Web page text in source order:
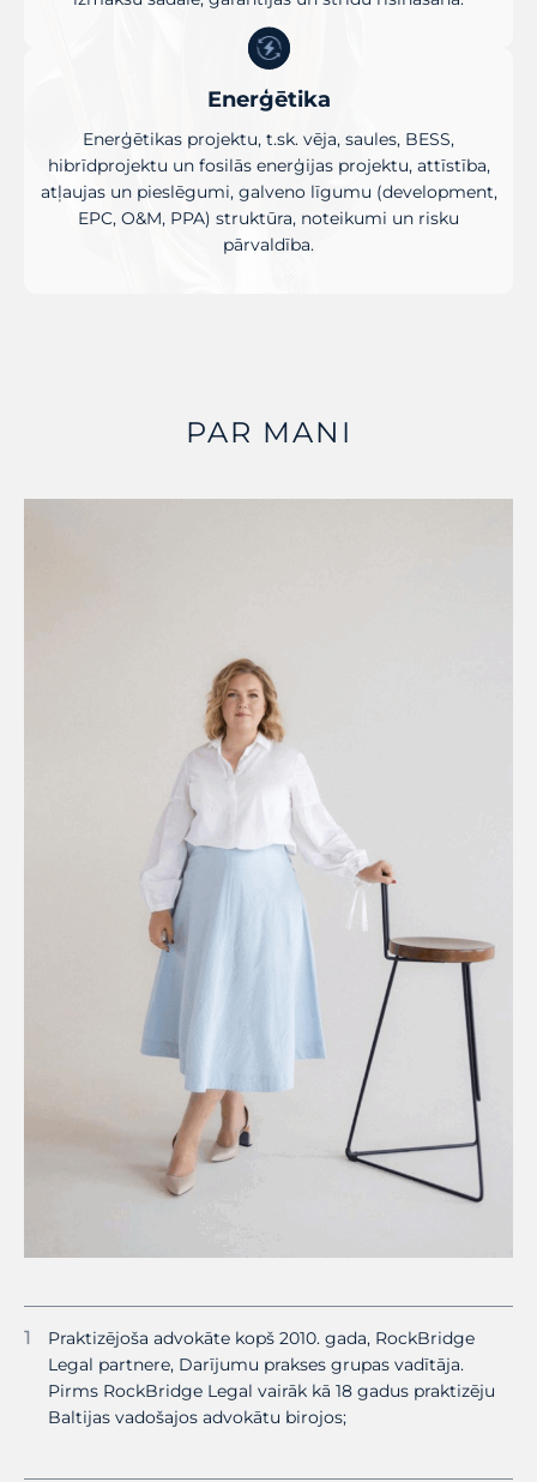
Enerģētika
Enerģētikas projektu, t.sk. vēja, saules, BESS,
hibrīdprojektu un fosilās enerģijas projektu, attīstība,
atļaujas un pieslēgumi, galveno līgumu (development,
EPC, O&M, PPA) struktūra, noteikumi un risku
pārvaldība.
PAR MANI
Praktizējoša advokāte kopš 2010. gada, RockBridge
Legal partnere, Darījumu prakses grupas vadītāja.
Pirms RockBridge Legal vairāk kā 18 gadus praktizēju
Baltijas vadošajos advokātu birojos;